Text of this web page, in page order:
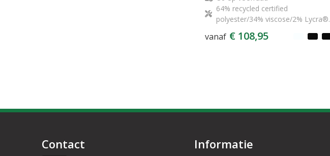
64% recycled certified
polyester/34% viscose/2% Lycra®.
vanaf € 108,95
Contact Informatie